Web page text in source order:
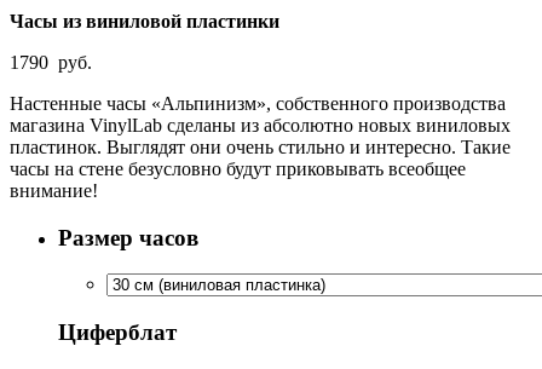
Часы из виниловой пластинки
1790 руб.
Настенные часы «Альпинизм», собственного производства
магазина VinylLab сделаны из абсолютно новых виниловых
пластинок. Выглядят они очень стильно и интересно. Такие
часы на стене безусловно будут приковывать всеобщее
внимание!
Размер часов
Циферблат